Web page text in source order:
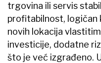
trgovina ili servis
profitabilnost, logičan
novih lokacija
investicije, dodatne
što je već izgrađeno.